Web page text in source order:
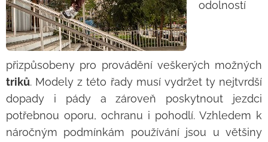
odolností
přizpůsobeny pro provádění veškerých možných
triků. Modely z této řady musí vydržet ty nejtvrdší
dopady i pády a zároveň poskytnout jezdci
potřebnou oporu, ochranu i pohodlí. Vzhledem k
náročným podmínkám používání jsou u většiny